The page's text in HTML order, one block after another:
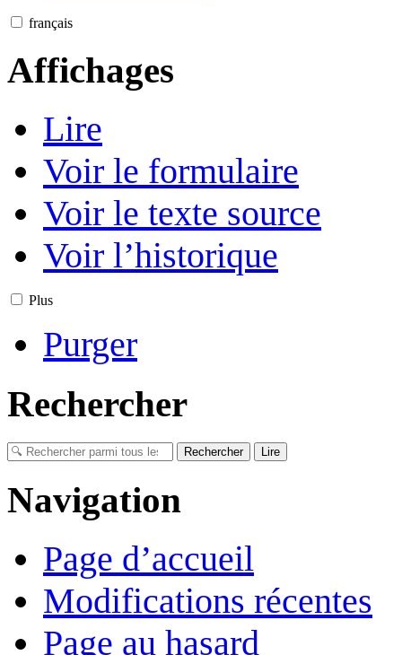
français
Affichages
Lire
Voir le formulaire
Voir le texte source
Voir l’historique
Plus
Purger
Rechercher
Navigation
Page d’accueil
Modifications récentes
Page au hasard